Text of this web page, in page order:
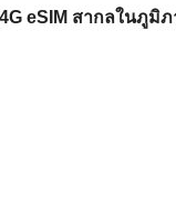
eSIM สากลในภูมิภ